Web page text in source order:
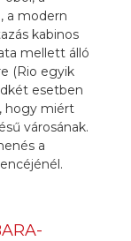
a modern
kabinos
mellett álló
(Rio egyik
esetben
hogy miért
városának.
a